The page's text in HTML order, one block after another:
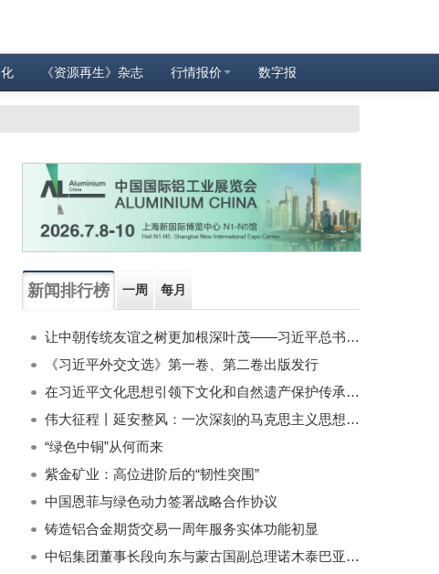
《资源再生》杂志 行情报价 数字报
新闻排行榜 一周 每月
让中朝传统友谊之树更加根深叶茂——习近平总书记对朝鲜进行国事访问纪实
《习近平外交文选》第一卷、第二卷出版发行
在习近平文化思想引领下文化和自然遗产保护传承利用工作开创新局面
伟大征程丨延安整风：一次深刻的马克思主义思想教育运动
“绿色中铜”从何而来
紫金矿业：高位进阶后的“韧性突围”
中国恩菲与绿色动力签署战略合作协议
铸造铝合金期货交易一周年服务实体功能初显
中铝集团董事长段向东与蒙古国副总理诺木泰巴亚尔举行会谈